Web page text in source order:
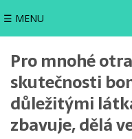
☰ MENU
Pro mnohé
skutečnosti
důležitými
zbavuje, dělá